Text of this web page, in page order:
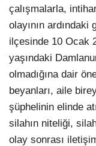
çalışmalarla,
olayının ardındaki
ilçesinde 10 Ocak
yaşındaki
olmadığına dair
beyanları, aile
şüphelinin elinde
silahın niteliği,
olay sonrası